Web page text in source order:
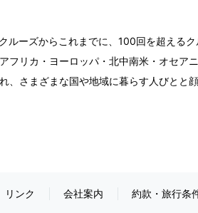
ルーズからこれまでに、100回を超える
フリカ・ヨーロッパ・北中南米・オセア
、さまざまな国や地域に暮らす人びとと
リンク 会社案内 約款・旅行条